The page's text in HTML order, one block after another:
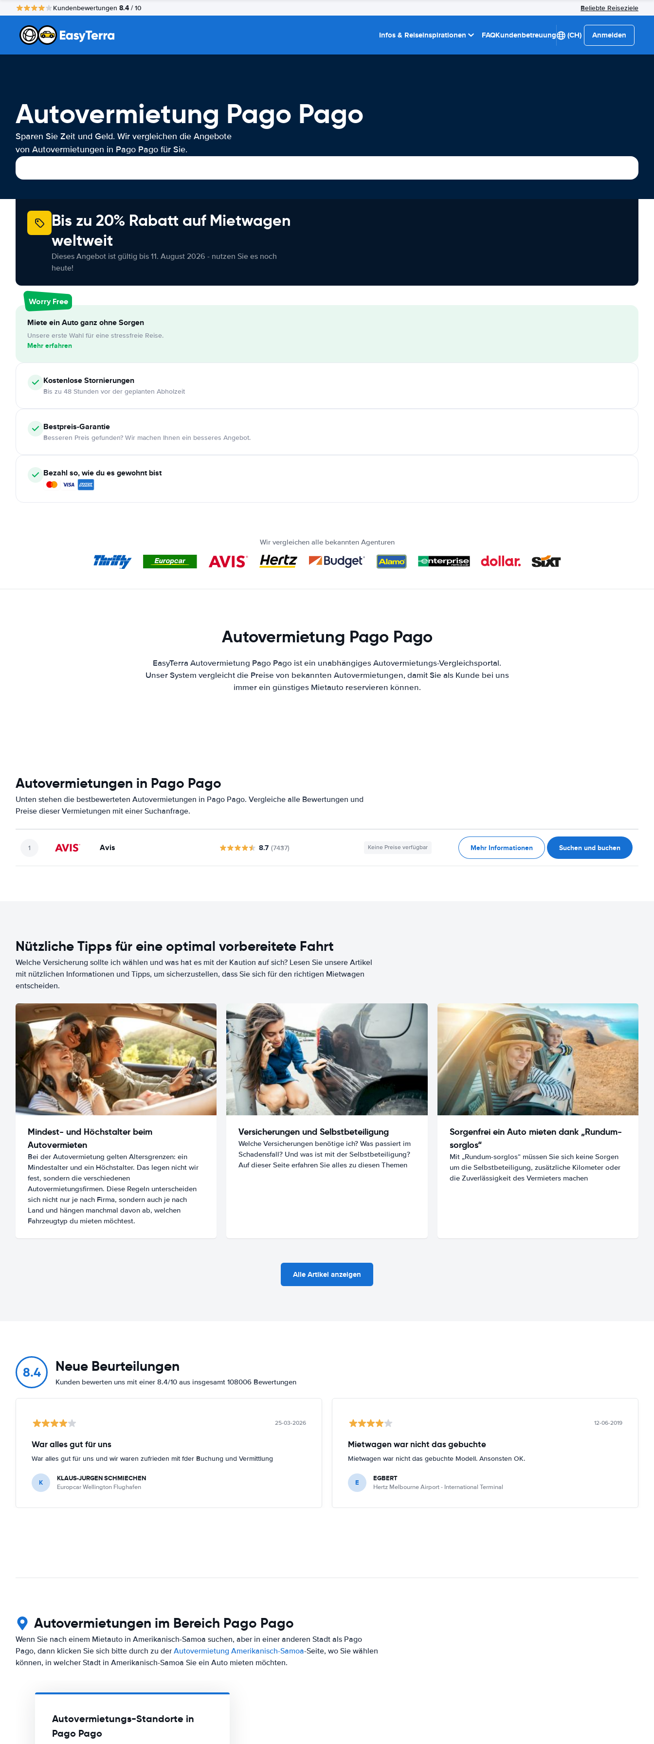
Kundenbewertungen 8.4 / 10 Beliebte Reiseziele
Infos & Reiseinspirationen FAQKundenbetreuung (CH) Anmelden
Autovermietung Pago Pago
Sparen Sie Zeit und Geld. Wir vergleichen die Angebote
von Autovermietungen in Pago Pago für Sie.
Bis zu 20% Rabatt auf Mietwagen
weltweit
Dieses Angebot ist gültig bis 11. August 2026 - nutzen Sie es noch
heute!
Worry Free
Miete ein Auto ganz ohne Sorgen
Unsere erste Wahl für eine stressfreie Reise.
Mehr erfahren
KostenloseStornierungen
Bis zu 48 Stunden vor der geplanten Abholzeit
Bestpreis-Garantie
Besseren Preis gefunden? Wir machen Ihnen ein besseres Angebot.
Bezahl so, wie du es gewohnt bist
Wir vergleichen alle bekannten Agenturen
Autovermietung Pago Pago
EasyTerra Autovermietung Pago Pago ist ein unabhängiges Autovermietungs-Vergleichsportal.
Unser System vergleicht die Preise von bekannten Autovermietungen, damit Sie als Kunde bei uns
immer ein günstiges Mietauto reservieren können.
Autovermietungen in Pago Pago
Unten stehen die bestbewerteten Autovermietungen in Pago Pago. Vergleiche alle Bewertungen und
Preise dieser Vermietungen mit einer Suchanfrage.
Avis 8.7 (7437) Keine Preise verfügbar Mehr Informationen Suchen und buchen
Nützliche Tipps für eine optimal vorbereitete Fahrt
Welche Versicherung sollte ich wählen und was hat es mit der Kaution auf sich? Lesen Sie unsere Artikel
mit nützlichen Informationen und Tipps, um sicherzustellen, dass Sie sich für den richtigen Mietwagen
entscheiden.
Mindest- und Höchstalter beim
Autovermieten
Bei der Autovermietung gelten Altersgrenzen: ein
Mindestalter und ein Höchstalter. Das legen nicht wir
fest, sondern die verschiedenen
Autovermietungsfirmen. Diese Regeln unterscheiden
sich nicht nur je nach Firma, sondern auch je nach
Land und hängen manchmal davon ab, welchen
Fahrzeugtyp du mieten möchtest.
Versicherungen und Selbstbeteiligung
Welche Versicherungen benötige ich? Was passiert im
Schadensfall? Und was ist mit der Selbstbeteiligung?
Auf dieser Seite erfahren Sie alles zu diesen Themen
Sorgenfrei ein Auto mieten dank „Rundum-
sorglos“
Mit „Rundum-sorglos“ müssen Sie sich keine Sorgen
um die Selbstbeteiligung, zusätzliche Kilometer oder
die Zuverlässigkeit des Vermieters machen
Alle Artikel anzeigen
8.4 Neue Beurteilungen
Kunden bewerten uns mit einer 8.4/10 aus insgesamt 108006 Bewertungen
25-03-2026
War alles gut für uns
War alles gut für uns und wir waren zufrieden mit fder Buchung und Vermittlung
K KLAUS-JURGEN SCHMIECHEN
Europcar Wellington Flughafen
12-06-2019
Mietwagen war nicht das gebuchte
Mietwagen war nicht das gebuchte Modell. Ansonsten OK.
E EGBERT
Hertz Melbourne Airport - International Terminal
Autovermietungen im Bereich Pago Pago
Wenn Sie nach einem Mietauto in Amerikanisch-Samoa suchen, aber in einer anderen Stadt als Pago
Pago, dann klicken Sie sich bitte durch zu derAutovermietung Amerikanisch-Samoa-Seite, wo Sie wählen
können, in welcher Stadt in Amerikanisch-Samoa Sie ein Auto mieten möchten.
Autovermietungs-Standorte in
Pago Pago